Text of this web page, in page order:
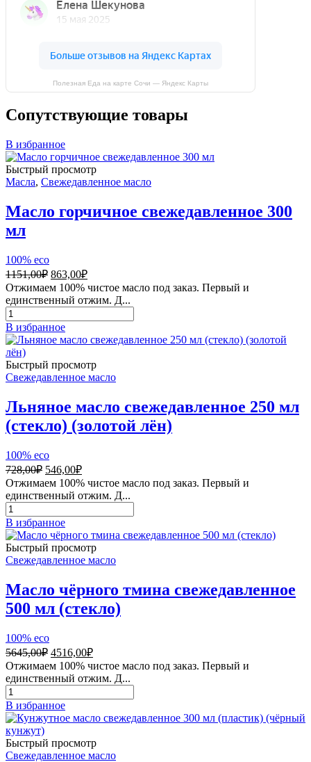
Полезная Еда на карте Сочи — Яндекс Карты
Сопутствующие товары
В избранное
Быстрый просмотр
Масла, Свежедавленное масло
Масло горчичное свежедавленное 300
мл
100% eco
1151,00₽ Первоначальная
цена
составляла
1151,00₽.
863,00₽Текущая
цена:
863,00₽.
Отжимаем 100% чистое масло под заказ. Первый и
единственный отжим. Д...
Количество
товара
Масло
горчичное
свежедавленное
300
В избранное
Быстрый просмотр
Свежедавленное масло
Льняное масло свежедавленное 250 мл
(стекло) (золотой лён)
100% eco
728,00₽ Первоначальная
цена
составляла
728,00₽.
546,00₽Текущая
цена:
546,00₽.
Отжимаем 100% чистое масло под заказ. Первый и
единственный отжим. Д...
Количество
товара
Льняное
масло
свежедавленное
мл
(стекло)
(золотой
лён)
В избранное
Быстрый просмотр
Свежедавленное масло
Масло чёрного тмина свежедавленное
500 мл (стекло)
100% eco
5645,00₽ Первоначальная
цена
составляла
5645,00₽.
4516,00₽Текущая
цена:
4516,00₽.
Отжимаем 100% чистое масло под заказ. Первый и
единственный отжим. Д...
Количество
товара
Масло
чёрного
тмина
свежедавленное
В избранное
Быстрый просмотр
Свежедавленное масло